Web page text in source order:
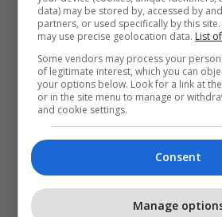
data) may be stored by, accessed by
partners, or used specifically by this
may use precise geolocation data. List
Some vendors may process your
of legitimate interest, which you can
your options below. Look for a link at
or in the site menu to manage or
and cookie settings.
Consent
Manage